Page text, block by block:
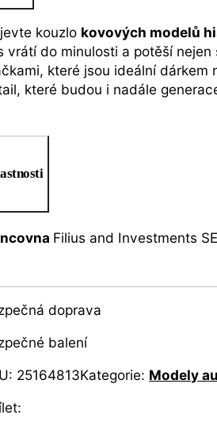
kouzlo kovových modelů
vrátí do minulosti a potěší
které jsou ideální
které budou i nadále
Filius and Investments
doprava
balení
25164813Kategorie: Modely